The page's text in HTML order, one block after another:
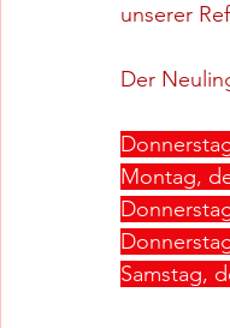
unserer
Der
Montag,
Samstag,